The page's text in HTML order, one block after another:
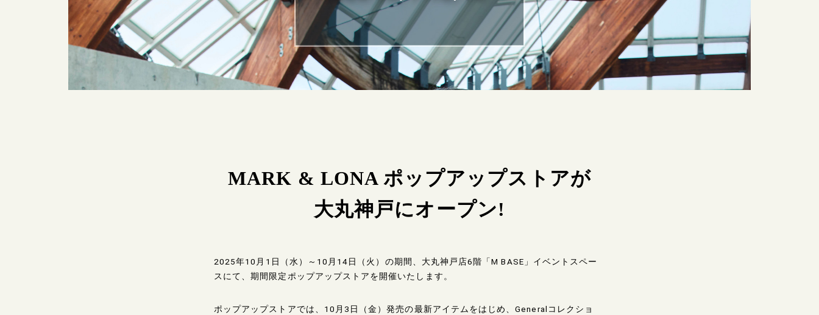
MARK & LONA ポップアップストアが
大丸神戸にオープン!
2025年10月1日（水）～10月14日（火）の期間、大丸神戸店6階「M BASE」イベントスペー
スにて、期間限定ポップアップストアを開催いたします。
ポップアップストアでは、10月3日（金）発売の最新アイテムをはじめ、Generalコレクショ